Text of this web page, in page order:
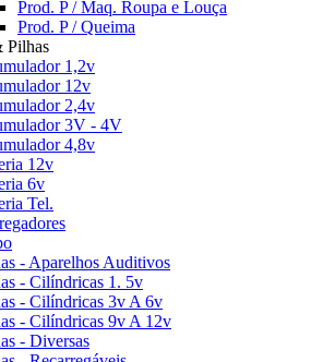
Prod. P / Maq. Roupa e Louça
Prod. P / Queima
Pilhas
1,2v
12v
2,4v
3V - 4V
4,8v
12v
6v
Tel.
- Aparelhos Auditivos
- Cilíndricas 1. 5v
- Cilíndricas 3v A 6v
- Cilíndricas 9v A 12v
- Diversas